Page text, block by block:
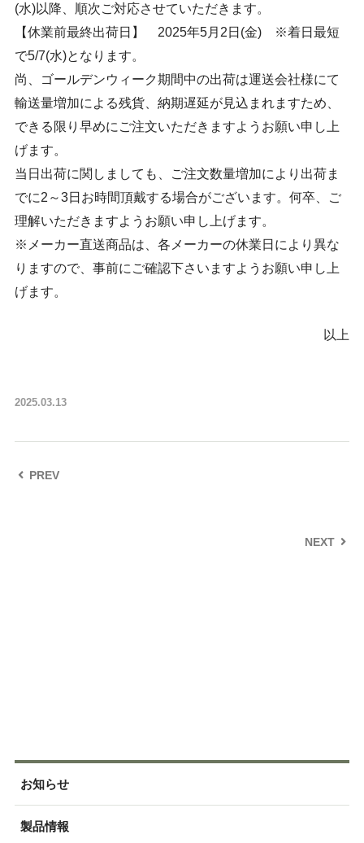
(水)以降、順次ご対応させていただきます。
【休業前最終出荷日】 2025年5月2日(金) ※着日最短
で5/7(水)となります。
尚、ゴールデンウィーク期間中の出荷は運送会社様にて
輸送量増加による残貨、納期遅延が見込まれますため、
できる限り早めにご注文いただきますようお願い申し上
げます。
当日出荷に関しましても、ご注文数量増加により出荷ま
でに2～3日お時間頂戴する場合がございます。何卒、ご
理解いただきますようお願い申し上げます。
※メーカー直送商品は、各メーカーの休業日により異な
りますので、事前にご確認下さいますようお願い申し上
げます。
以上
2025.03.13
PREV
NEXT
お知らせ
製品情報